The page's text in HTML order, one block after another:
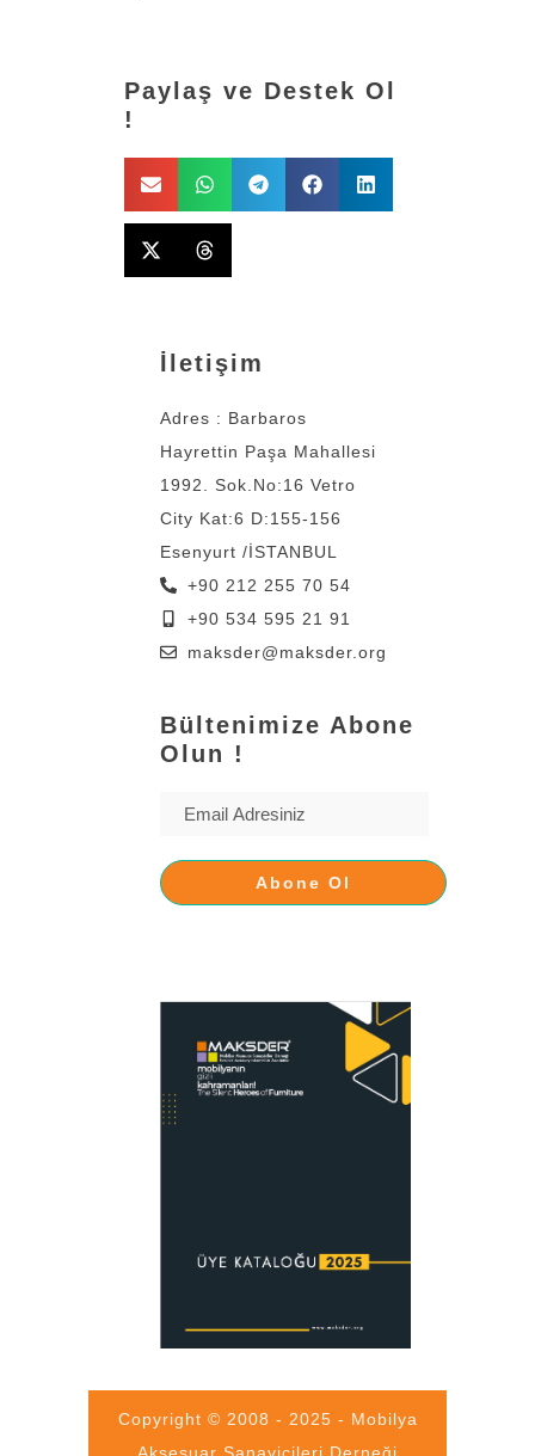
Paylaş ve Destek Ol
!
İletişim
Adres : Barbaros
Hayrettin Paşa Mahallesi
1992. Sok.No:16 Vetro
City Kat:6 D:155-156
Esenyurt /İSTANBUL
+90 212 255 70 54
+90 534 595 21 91
maksder@maksder.org
Bültenimize Abone
Olun !
Copyright © 2008 - 2025 - Mobilya